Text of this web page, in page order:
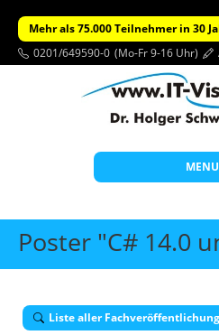
Mehr als 75.000 Teilnehmer in 30
0201/649590-0 (Mo-Fr 9-16 Uhr)
MENU
Start
Themen
Individuelle
Poster "C# 14.0
Liste aller